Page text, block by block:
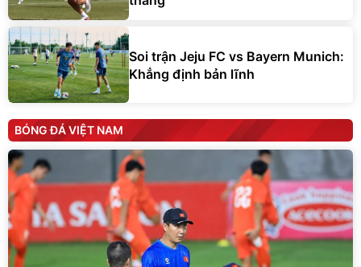
Soi trận Jeju FC vs Bayern Munich:
Khẳng định bản lĩnh
BÓNG ĐÁ VIỆT NAM